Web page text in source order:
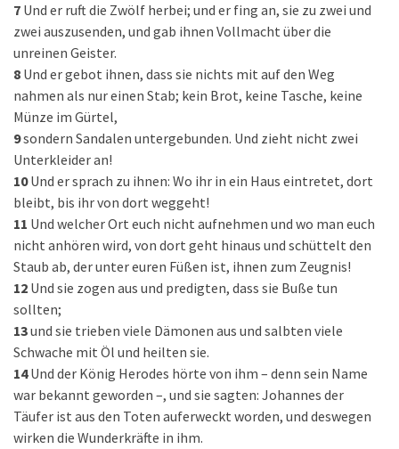
7 Und er ruft die Zwölf herbei; und er fing an, sie zu zwei und
zwei auszusenden, und gab ihnen Vollmacht über die
unreinen Geister.
8 Und er gebot ihnen, dass sie nichts mit auf den Weg
nahmen als nur einen Stab; kein Brot, keine Tasche, keine
Münze im Gürtel,
9sondern Sandalen untergebunden. Und zieht nicht zwei
Unterkleider an!
10 Und er sprach zu ihnen: Wo ihr in ein Haus eintretet, dort
bleibt, bis ihr von dort weggeht!
11 Und welcher Ort euch nicht aufnehmen und wo man euch
nicht anhören wird, von dort geht hinaus und schüttelt den
Staub ab, der unter euren Füßen ist, ihnen zum Zeugnis!
12 Und sie zogen aus und predigten, dass sie Buße tun
sollten;
13und sie trieben viele Dämonen aus und salbten viele
Schwache mit Öl und heilten sie.
14 Und der König Herodes hörte von ihm – denn sein Name
war bekannt geworden –, und sie sagten: Johannes der
Täufer ist aus den Toten auferweckt worden, und deswegen
wirken die Wunderkräfte in ihm.